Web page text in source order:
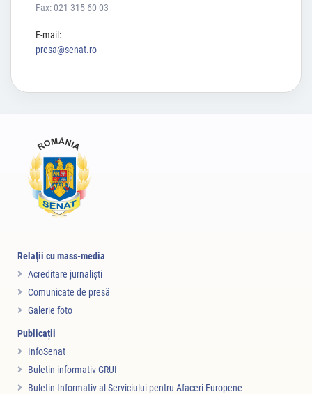
Fax: 021 315 60 03
E-mail:
presa@senat.ro
Relaţii cu mass-media
Acreditare jurnalişti
Comunicate de presă
Galerie foto
Publicații
InfoSenat
Buletin informativ GRUI
Buletin Informativ al Serviciului pentru Afaceri Europene